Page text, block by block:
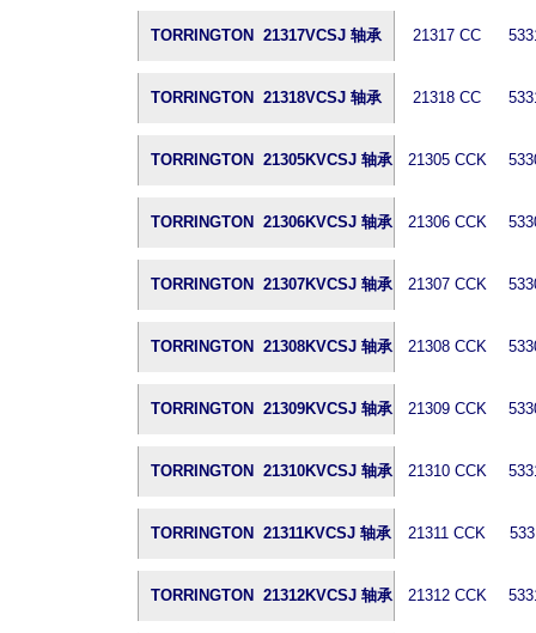
TORRINGTON 21317VCSJ 轴承 21317 CC
TORRINGTON 21318VCSJ 轴承 21318 CC
TORRINGTON 21305KVCSJ 轴承 21305 CCK
TORRINGTON 21306KVCSJ 轴承 21306 CCK
TORRINGTON 21307KVCSJ 轴承 21307 CCK
TORRINGTON 21308KVCSJ 轴承 21308 CCK
TORRINGTON 21309KVCSJ 轴承 21309 CCK
TORRINGTON 21310KVCSJ 轴承 21310 CCK
TORRINGTON 21311KVCSJ 轴承 21311 CCK
TORRINGTON 21312KVCSJ 轴承 21312 CCK